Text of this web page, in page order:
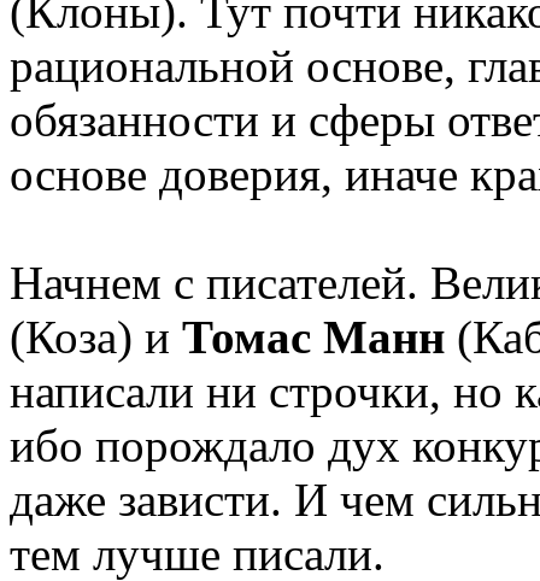
(Клоны). Тут почти
рациональной основе,
обязанности и сферы
основе доверия, иначе
Начнем с писателей.
(Коза) и Томас Манн
написали ни строчки, но
ибо порождало дух
даже зависти. И чем
тем лучше писали.